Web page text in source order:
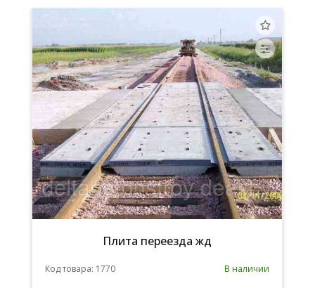
Плита переезда жд
Код товара: 1770 В наличии